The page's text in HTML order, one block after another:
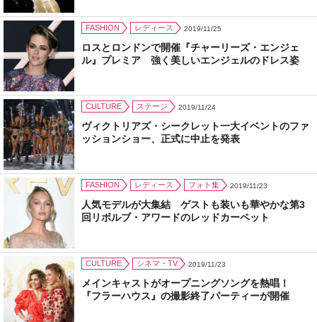
FASHION レディース 2019/11/25
ロスとロンドンで開催『チャーリーズ・エンジェ
ル』プレミア 強く美しいエンジェルのドレス姿
CULTURE ステージ 2019/11/24
ヴィクトリアズ・シークレット一大イベントのファ
ッションショー、正式に中止を発表
FASHION レディース フォト集 2019/11/23
人気モデルが大集結 ゲストも装いも華やかな第3
回リボルブ・アワードのレッドカーペット
CULTURE シネマ・TV 2019/11/23
メインキャストがオープニングソングを熱唱！
『フラーハウス』の撮影終了パーティーが開催